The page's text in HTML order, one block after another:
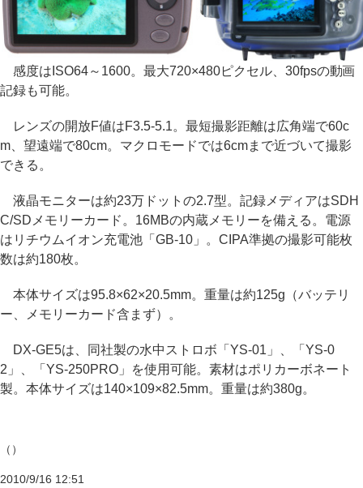
感度はISO64～1600。最大720×480ピクセル、30fpsの動画
記録も可能。
レンズの開放F値はF3.5-5.1。最短撮影距離は広角端で60c
m、望遠端で80cm。マクロモードでは6cmまで近づいて撮影
できる。
液晶モニターは約23万ドットの2.7型。記録メディアはSDH
C/SDメモリーカード。16MBの内蔵メモリーを備える。電源
はリチウムイオン充電池「GB-10」。CIPA準拠の撮影可能枚
数は約180枚。
本体サイズは95.8×62×20.5mm。重量は約125g（バッテリ
ー、メモリーカード含まず）。
DX-GE5は、同社製の水中ストロボ「YS-01」、「YS-0
2」、「YS-250PRO」を使用可能。素材はポリカーボネート
製。本体サイズは140×109×82.5mm。重量は約380g。
（）
2010/9/16 12:51